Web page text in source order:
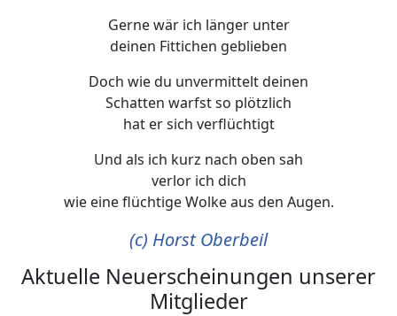
Gerne wär ich länger unter
deinen Fittichen geblieben
Doch wie du unvermittelt deinen
Schatten warfst so plötzlich
hat er sich verflüchtigt
Und als ich kurz nach oben sah
verlor ich dich
wie eine flüchtige Wolke aus den Augen.
(c) Horst Oberbeil
Aktuelle Neuerscheinungen unserer
Mitglieder